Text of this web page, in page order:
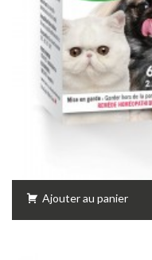
Ajouter au panier